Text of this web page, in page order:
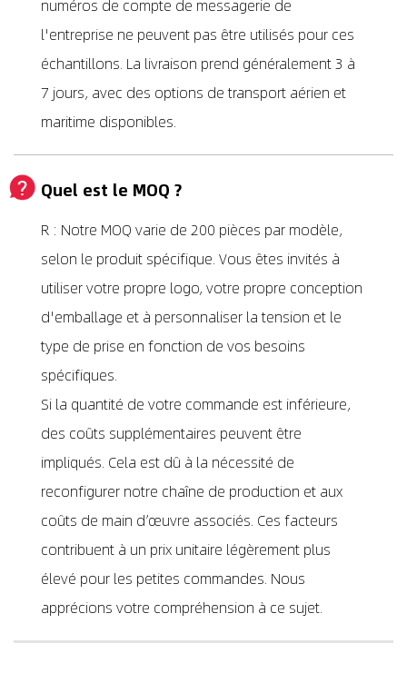
numéros de compte de messagerie de
l'entreprise ne peuvent pas être utilisés pour ces
échantillons. La livraison prend généralement 3 à
7 jours, avec des options de transport aérien et
maritime disponibles.
Quel est le MOQ ?
R : Notre MOQ varie de 200 pièces par modèle,
selon le produit spécifique. Vous êtes invités à
utiliser votre propre logo, votre propre conception
d'emballage et à personnaliser la tension et le
type de prise en fonction de vos besoins
spécifiques.
Si la quantité de votre commande est inférieure,
des coûts supplémentaires peuvent être
impliqués. Cela est dû à la nécessité de
reconfigurer notre chaîne de production et aux
coûts de main d’œuvre associés. Ces facteurs
contribuent à un prix unitaire légèrement plus
élevé pour les petites commandes. Nous
apprécions votre compréhension à ce sujet.